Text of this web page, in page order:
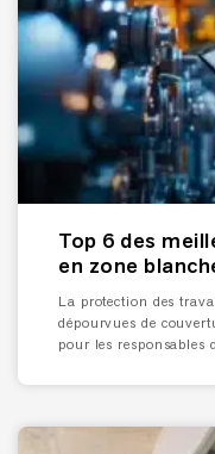
Top 6 des
en zone
La protection des
dépourvues de
pour les responsables